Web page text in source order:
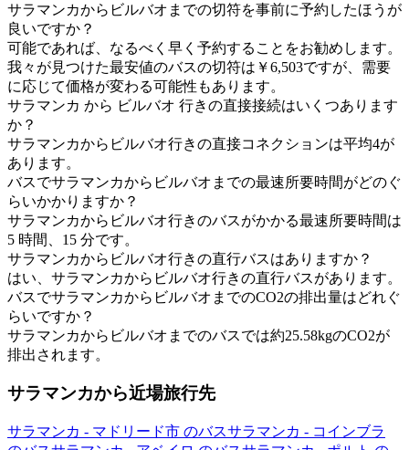
サラマンカからビルバオまでの切符を事前に予約したほうが
良いですか？
可能であれば、なるべく早く予約することをお勧めします。
我々が見つけた最安値のバスの切符は￥6,503ですが、需要
に応じて価格が変わる可能性もあります。
サラマンカ から ビルバオ 行きの直接接続はいくつあります
か？
サラマンカからビルバオ行きの直接コネクションは平均4が
あります。
バスでサラマンカからビルバオまでの最速所要時間がどのぐ
らいかかりますか？
サラマンカからビルバオ行きのバスがかかる最速所要時間は
5 時間、15 分です。
サラマンカからビルバオ行きの直行バスはありますか？
はい、サラマンカからビルバオ行きの直行バスがあります。
バスでサラマンカからビルバオまでのCO2の排出量はどれぐ
らいですか？
サラマンカからビルバオまでのバスでは約25.58kgのCO2が
排出されます。
サラマンカから近場旅行先
サラマンカ - マドリード市 のバスサラマンカ - コインブラ